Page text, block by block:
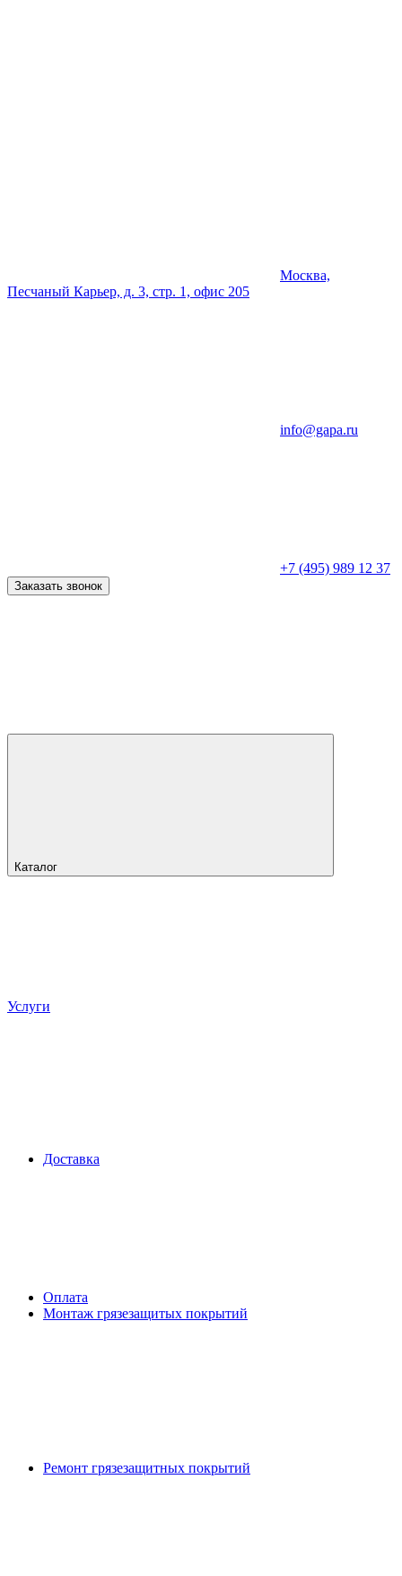
Москва,
Песчаный Карьер, д. 3, стр. 1, офис 205
info@gapa.ru
+7 (495) 989 12 37
Заказать звонок
Каталог
Услуги
Доставка
Оплата
Монтаж грязезащитых покрытий
Ремонт грязезащитных покрытий